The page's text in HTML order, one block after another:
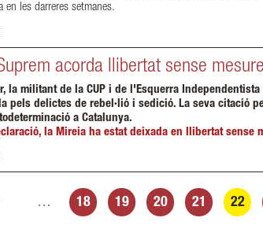
en les darreres setmanes.
acorda llibertat sense
la militant de la CUP i de l'Esquerra
pels delictes de rebel·lió i sedició. La seva citació
a Catalunya.
la Mireia ha estat deixada en llibertat sense
… 18 19 20 21 22